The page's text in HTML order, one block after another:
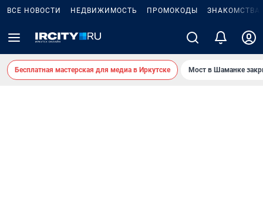
ВСЕ НОВОСТИ НЕДВИЖИМОСТЬ ПРОМОКОДЫ ЗНАКОМСТВА
Бесплатная мастерская для медиа в Иркутске Мост в Шаманке